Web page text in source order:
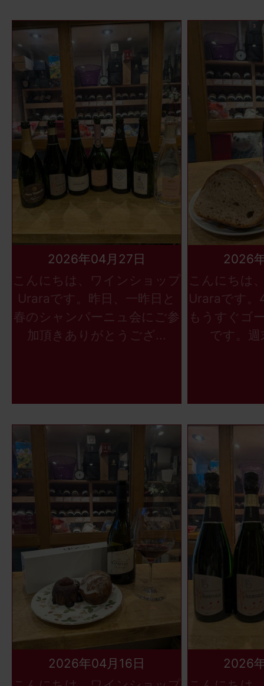
2026年04月27日
こんにちは、ワインショップ
Uraraです。昨日、一昨日と
春のシャンパーニュ会にご参
加頂きありがとうござ...
2026
こんにちは
Uraraです。
もうすぐゴ
です。
2026年04月16日
2026